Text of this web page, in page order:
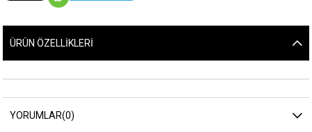
ÜRÜN ÖZELLIKLERI
YORUMLAR(0)